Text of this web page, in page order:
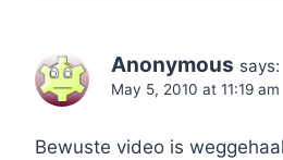
Anonymous says:
May 5, 2010 at 11:19 am
Bewuste video is